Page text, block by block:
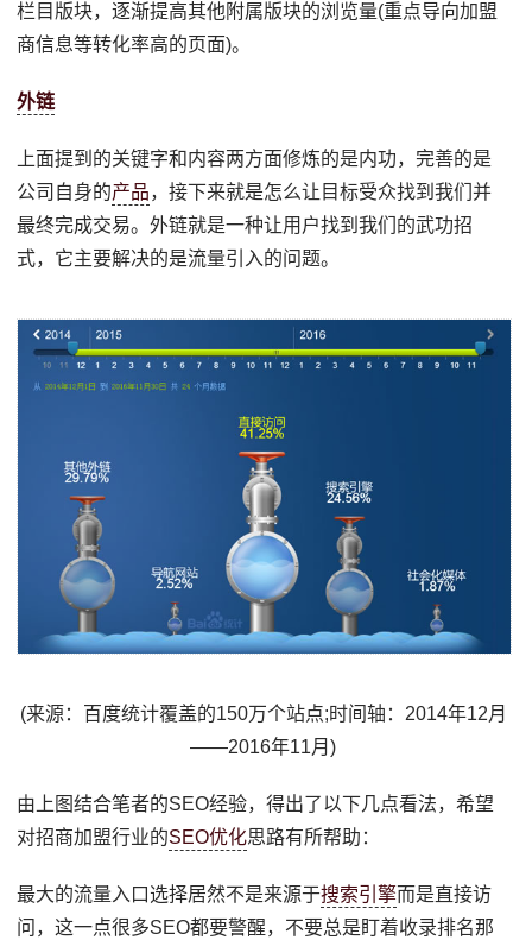
栏目版块，逐渐提高其他附属版块的浏览量(重点导向加盟
商信息等转化率高的页面)。
外链
上面提到的关键字和内容两方面修炼的是内功，完善的是
公司自身的产品，接下来就是怎么让目标受众找到我们并
最终完成交易。外链就是一种让用户找到我们的武功招
式，它主要解决的是流量引入的问题。
(来源：百度统计覆盖的150万个站点;时间轴：2014年12月
——2016年11月)
由上图结合笔者的SEO经验，得出了以下几点看法，希望
对招商加盟行业的SEO优化思路有所帮助：
最大的流量入口选择居然不是来源于搜索引擎而是直接访
问，这一点很多SEO都要警醒，不要总是盯着收录排名那